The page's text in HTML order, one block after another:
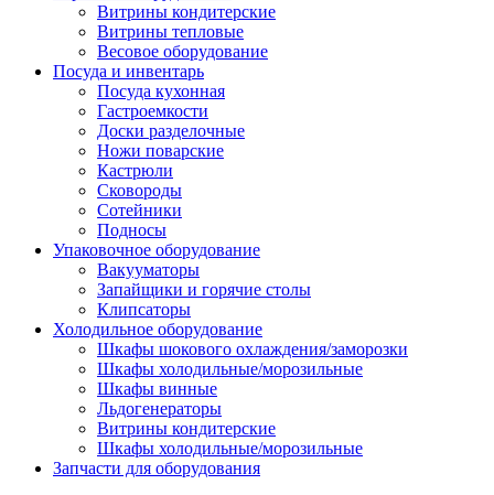
Витрины кондитерские
Витрины тепловые
Весовое оборудование
Посуда и инвентарь
Посуда кухонная
Гастроемкости
Доски разделочные
Ножи поварские
Кастрюли
Сковороды
Сотейники
Подносы
Упаковочное оборудование
Вакууматоры
Запайщики и горячие столы
Клипсаторы
Холодильное оборудование
Шкафы шокового охлаждения/заморозки
Шкафы холодильные/морозильные
Шкафы винные
Льдогенераторы
Витрины кондитерские
Шкафы холодильные/морозильные
Запчасти для оборудования